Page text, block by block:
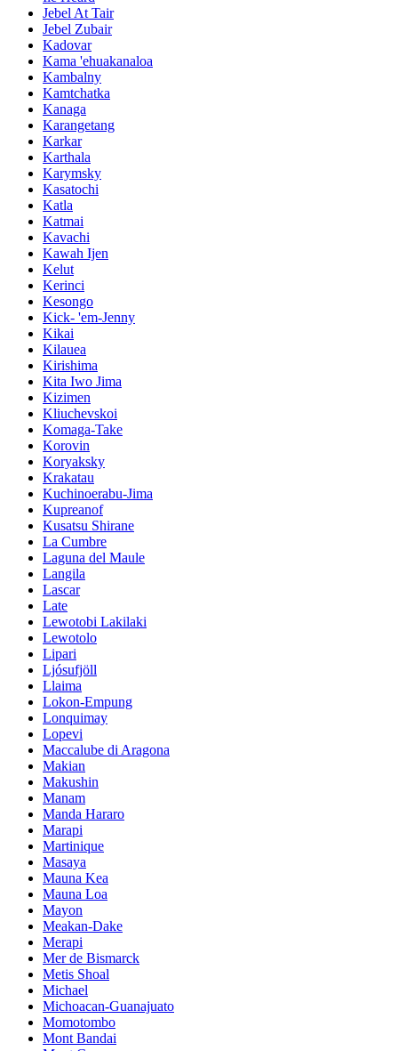
Jebel At Tair
Jebel Zubair
Kadovar
Kama 'ehuakanaloa
Kambalny
Kamtchatka
Kanaga
Karangetang
Karkar
Karthala
Karymsky
Kasatochi
Katla
Katmai
Kavachi
Kawah Ijen
Kelut
Kerinci
Kesongo
Kick- 'em-Jenny
Kikai
Kilauea
Kirishima
Kita Iwo Jima
Kizimen
Kliuchevskoi
Komaga-Take
Korovin
Koryaksky
Krakatau
Kuchinoerabu-Jima
Kupreanof
Kusatsu Shirane
La Cumbre
Laguna del Maule
Langila
Lascar
Late
Lewotobi Lakilaki
Lewotolo
Lipari
Ljósufjöll
Llaima
Lokon-Empung
Lonquimay
Lopevi
Maccalube di Aragona
Makian
Makushin
Manam
Manda Hararo
Marapi
Martinique
Masaya
Mauna Kea
Mauna Loa
Mayon
Meakan-Dake
Merapi
Mer de Bismarck
Metis Shoal
Michael
Michoacan-Guanajuato
Momotombo
Mont Bandai